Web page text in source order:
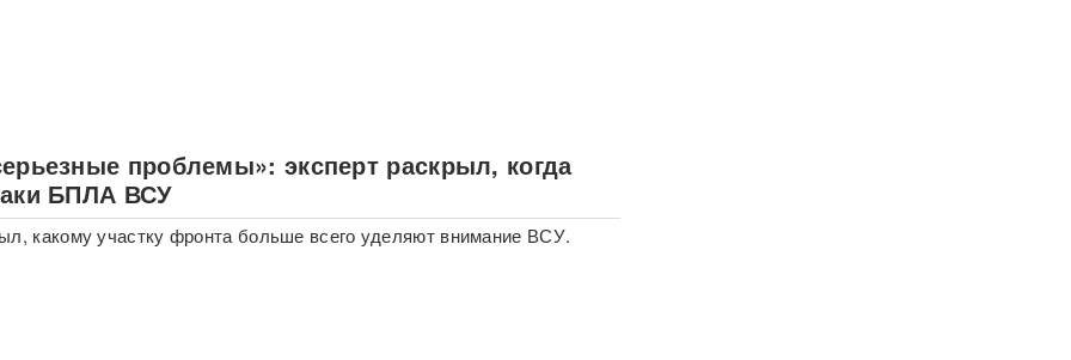
проблемы»: эксперт раскрыл, когда
БПЛА ВСУ
какому участку фронта больше всего уделяют внимание ВСУ.